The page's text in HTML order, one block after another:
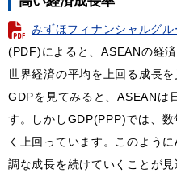
みずほフィナンシャルグル
(PDF)によると、ASEANの経
世界経済の平均を上回る成長を
GDPを見てみると、ASEANは
す。しかしGDP(PPP)では、数
く上回っています。このよう
調な成長を続けていくことが見